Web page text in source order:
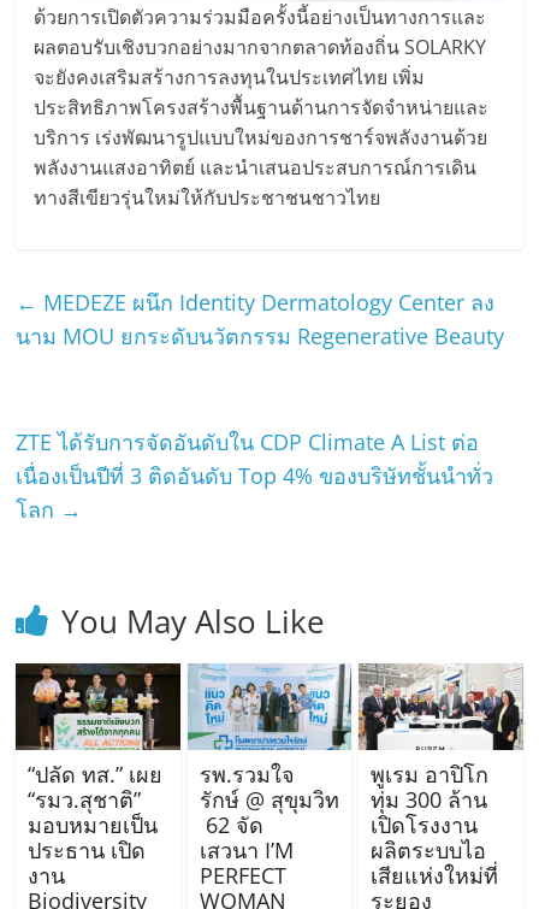
ด้วยการเปิดตัวความร่วมมือครั้งนี้อย่างเป็นทางการและ
ผลตอบรับเชิงบวกอย่างมากจากตลาดท้องถิ่น SOLARKY
จะยังคงเสริมสร้างการลงทุนในประเทศไทย เพิ่ม
ประสิทธิภาพโครงสร้างพื้นฐานด้านการจัดจำหน่ายและ
บริการ เร่งพัฒนารูปแบบใหม่ของการชาร์จพลังงานด้วย
พลังงานแสงอาทิตย์ และนำเสนอประสบการณ์การเดิน
ทางสีเขียวรุ่นใหม่ให้กับประชาชนชาวไทย
← MEDEZE ผนึก Identity Dermatology Center ลง
นาม MOU ยกระดับนวัตกรรม Regenerative Beauty
ZTE ได้รับการจัดอันดับใน CDP Climate A List ต่อ
เนื่องเป็นปีที่ 3 ติดอันดับ Top 4% ของบริษัทชั้นนำทั่ว
โลก →
You May Also Like
“ปลัด ทส.” เผย
“รมว.สุชาติ”
มอบหมายเป็น
ประธาน เปิด
งาน
Biodiversity
รพ.รวมใจ
รักษ์ @ สุขุมวิท
62 จัด
เสวนา I’M
PERFECT
WOMAN
พูเรม อาปิโก
ทุ่ม 300 ล้าน
เปิดโรงงาน
ผลิตระบบไอ
เสียแห่งใหม่ที่
ระยอง